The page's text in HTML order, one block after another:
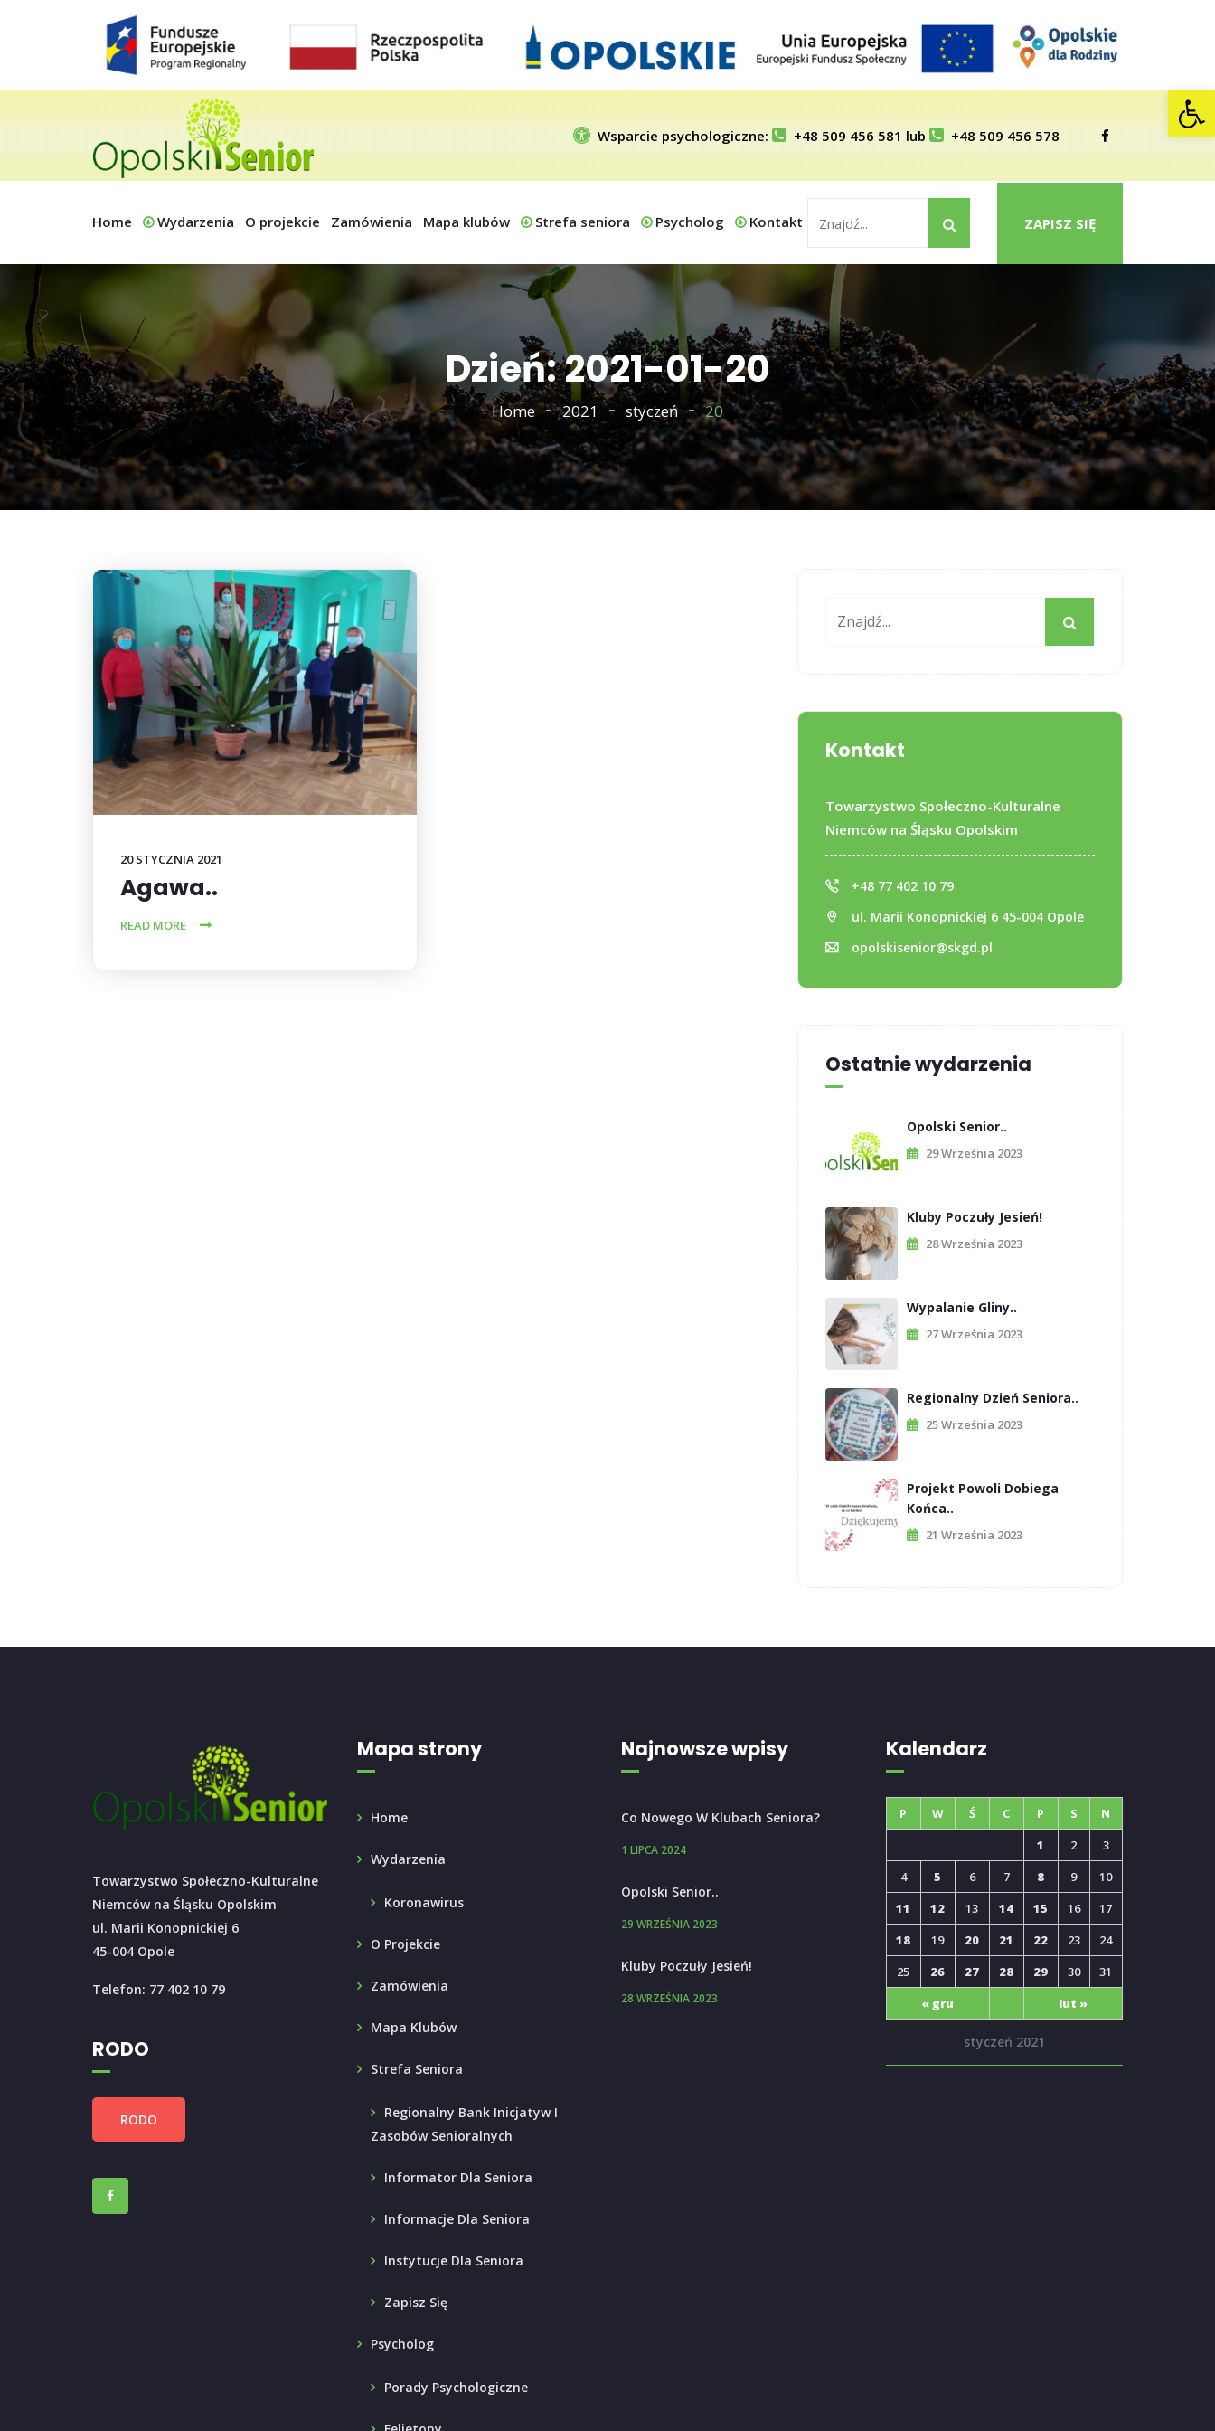
Wsparcie psychologiczne: +48 509 456 581 lub +48 509 456 578
Home Wydarzenia O projekcie Zamówienia Mapa klubów Strefa seniora Psycholog Kontakt ZAPISZ SIĘ
Dzień: 2021-01-20
Home 2021 styczeń 20
20 STYCZNIA 2021
Agawa..
READ MORE
Kontakt
Towarzystwo Społeczno-Kulturalne
Niemców na Śląsku Opolskim
+48 77 402 10 79
ul. Marii Konopnickiej 6 45-004 Opole
opolskisenior@skgd.pl
Ostatnie wydarzenia
Opolski Senior..
29 Września 2023
Kluby Poczuły Jesień!
28 Września 2023
Wypalanie Gliny..
27 Września 2023
Regionalny Dzień Seniora..
25 Września 2023
Projekt Powoli Dobiega
Końca..
21 Września 2023
Towarzystwo Społeczno-Kulturalne
Niemców na Śląsku Opolskim
ul. Marii Konopnickiej 6
45-004 Opole
Telefon: 77 402 10 79
RODO
RODO
Mapa strony
Home
Wydarzenia
Koronawirus
O Projekcie
Zamówienia
Mapa Klubów
Strefa Seniora
Regionalny Bank Inicjatyw I
Zasobów Senioralnych
Informator Dla Seniora
Informacje Dla Seniora
Instytucje Dla Seniora
Zapisz Się
Psycholog
Porady Psychologiczne
Najnowsze wpisy
Co Nowego W Klubach Seniora?
1 LIPCA 2024
Opolski Senior..
29 WRZEŚNIA 2023
Kluby Poczuły Jesień!
28 WRZEŚNIA 2023
Kalendarz
styczeń 2021
P W Ś C P S N
« gru lut »
1 2
3
4
5 6 7 8 9
10
11
12 13 14 15 16
17
18
19 20 21 22 23
24
25
26 27 28 29 30 31